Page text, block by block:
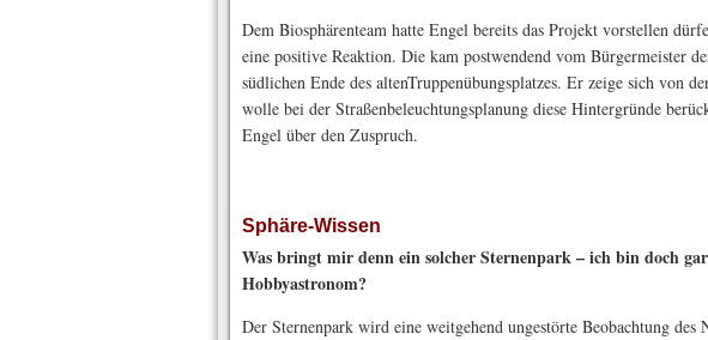
Dem Biosphärenteam hatte Engel bereits das Projekt vorstellen
eine positive Reaktion. Die kam postwendend vom Bürgermeister
südlichen Ende des altenTruppenübungsplatzes. Er zeige sich von
wolle bei der Straßenbeleuchtungsplanung diese Hintergründe
Engel über den Zuspruch.
Sphäre-Wissen
Was bringt mir denn ein solcher Sternenpark – ich bin doch
Hobbyastronom?
Der Sternenpark wird eine weitgehend ungestörte Beobachtung des